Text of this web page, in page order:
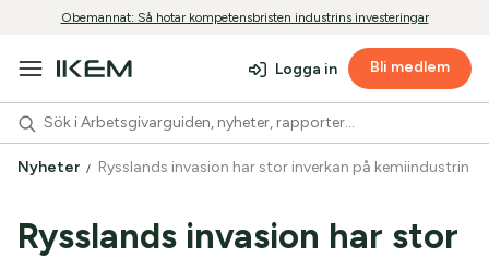
Obemannat: Så hotar kompetensbristen industrins investeringar
Logga in Bli medlem
Nyheter Rysslands invasion har stor inverkan på kemiindustrin
Rysslands invasion har stor